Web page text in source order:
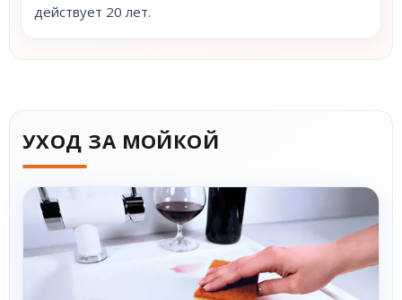
действует 20 лет.
УХОД ЗА МОЙКОЙ